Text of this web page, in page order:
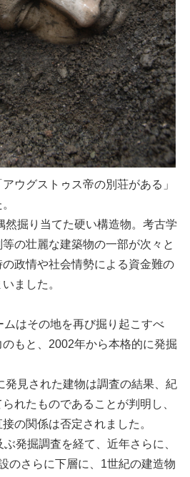
ウグストゥス帝の別荘がある」
然掘り当てた硬い構造物。考古学
の壮麗な建築物の一部が次々と
政情や社会情勢による資金難の
ました。
はその地を再び掘り起こすべ
もと、2002年から本格的に発掘
発見された建物は調査の結果、紀
れたものであることが判明し、
の関係は否定されました。
発掘調査を経て、近年さらに、
のさらに下層に、1世紀の建造物